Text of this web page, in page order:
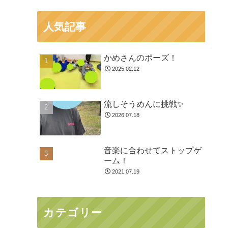
人気記事
かめさんのポーズ！
2025.02.12
流しそうめんに挑戦✨
2026.07.18
音楽に合わせてストップゲ
ーム！
2021.07.19
カテゴリー